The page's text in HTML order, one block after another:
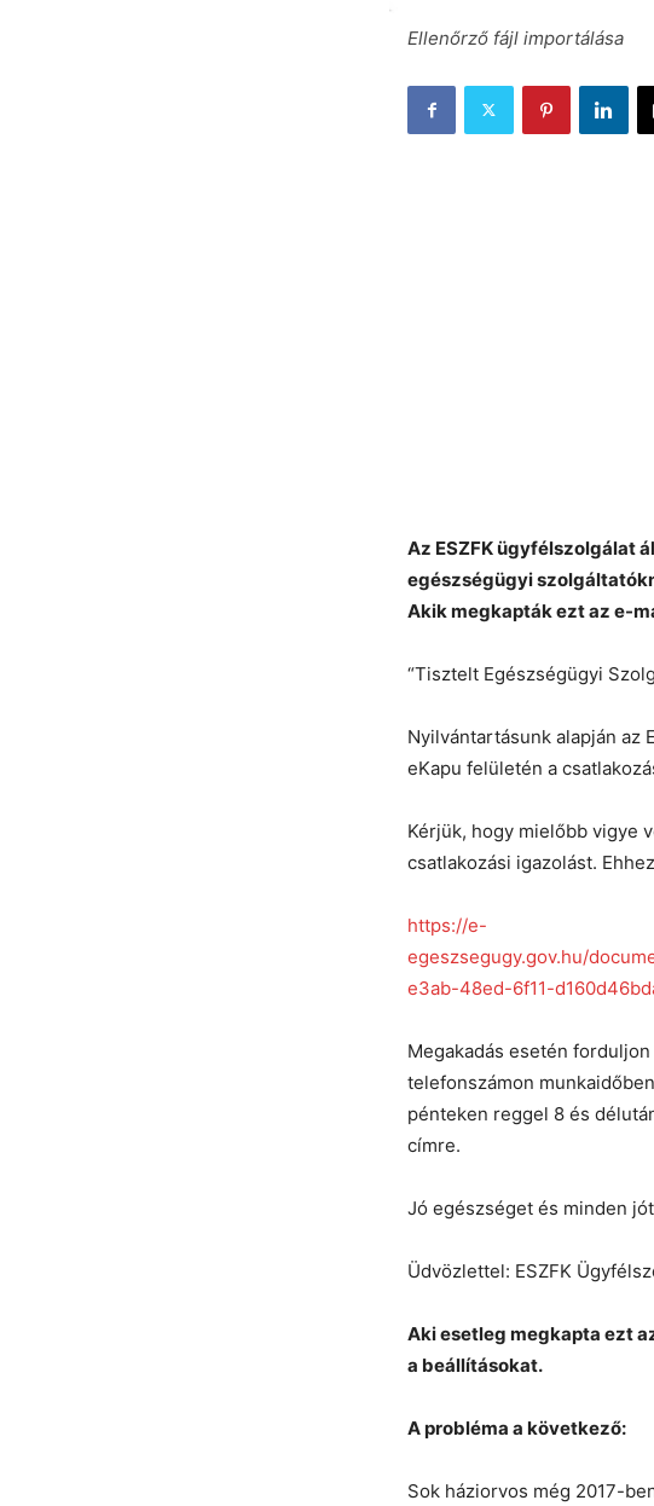
Ellenőrző fájl importálása
Az ESZFK ügyfélszolgálat
egészségügyi
Akik megkapták ezt az e-
“Tisztelt Egészségügyi
Nyilvántartásunk alapján az
eKapu felületén a
Kérjük, hogy mielőbb vigye
csatlakozási igazolást.
https://e-
egeszsegugy.gov.hu/
e3ab-48ed-6f11-
Megakadás esetén
telefonszámon
pénteken reggel 8 és
címre.
Jó egészséget és minden
Üdvözlettel: ESZFK
Aki esetleg megkapta ezt
a beállításokat.
A probléma a következő:
Sok háziorvos még 2017-